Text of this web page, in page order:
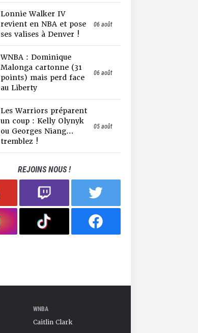
Lonnie Walker IV
revient en NBA et pose
ses valises à Denver !
06 août
WNBA : Dominique
Malonga cartonne (31
points) mais perd face
au Liberty
06 août
Les Warriors préparent
un coup : Kelly Olynyk
ou Georges Niang…
tremblez !
05 août
REJOINS NOUS !
WNBA
Caitlin Clark